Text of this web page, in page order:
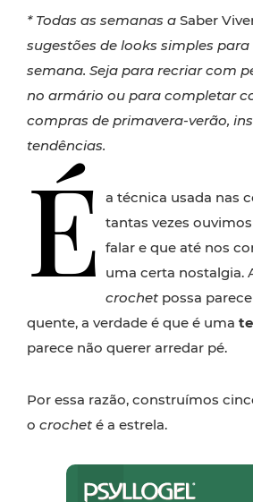
* Todas as semanas a Saber
sugestões de looks simples
semana. Seja para recriar com
no armário ou para completar
compras de primavera-verão,
tendências.
É a técnica usada nas
tantas vezes
falar e que até nos
uma certa nostalgia.
crochet possa
quente, a verdade é que é uma
parece não querer arredar pé.
Por essa razão, construímos
o crochet é a estrela.